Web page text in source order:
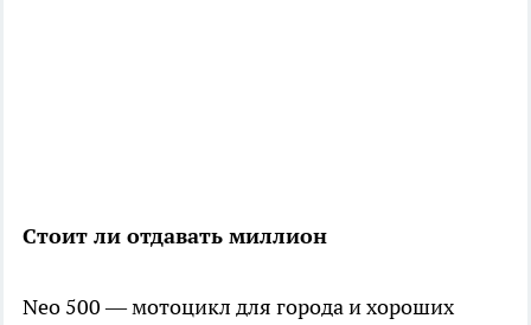
Стоит ли отдавать миллион
Neo 500 — мотоцикл для города и хороших